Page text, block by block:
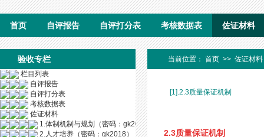
首页 自评报告 自评打分表 考核数据表 佐证材料
验收专栏
栏目列表
自评报告
自评打分表
考核数据表
佐证材料
1.体制机制与规划（密码：gk2018）
2.人才培养（密码：gk2018）
当前位置： 首页 >> 佐证材料
[1].2.3质量保证机制
2.3质量保证机制